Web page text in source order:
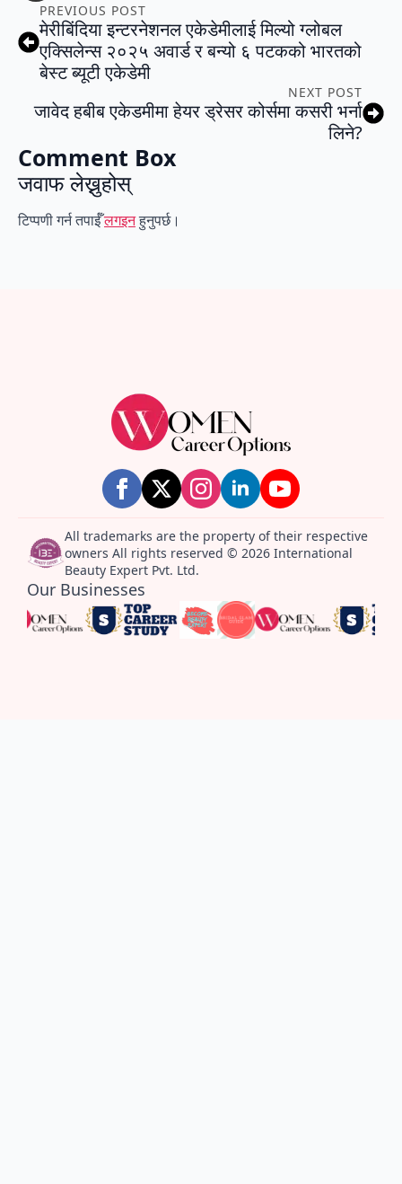
PREVIOUS POST
मेरीबिंदिया इन्टरनेशनल एकेडेमीलाई मिल्यो ग्लोबल
एक्सिलेन्स २०२५ अवार्ड र बन्यो ६ पटकको भारतको
बेस्ट ब्यूटी एकेडेमी
NEXT POST
जावेद हबीब एकेडमीमा हेयर ड्रेसर कोर्समा कसरी भर्ना
लिने?
Comment Box
जवाफ लेख्नुहोस्
टिप्पणी गर्न तपाईँलगइनहुनुपर्छ।
All trademarks are the property of their respective
owners All rights reserved © 2026 International
Beauty Expert Pvt. Ltd.
Our Businesses